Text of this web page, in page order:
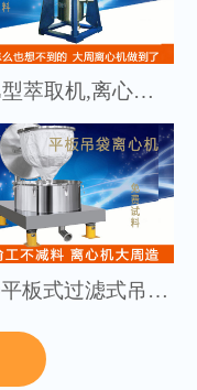
CTL型萃取机,离心萃取机,萃取,溶剂萃取剂,离心萃取剂
PSD平板式过滤式吊袋离心机使用寿命是同行的3倍以上